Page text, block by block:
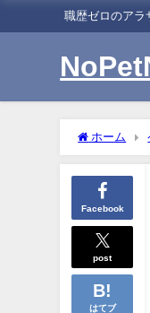
職歴ゼロのアラ
ホーム
Facebook
post
はてブ